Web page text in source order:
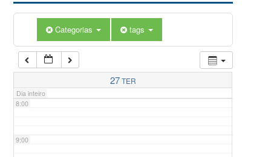
Categorias tags
27TER
Dia inteiro
7:00
8:00
9:00